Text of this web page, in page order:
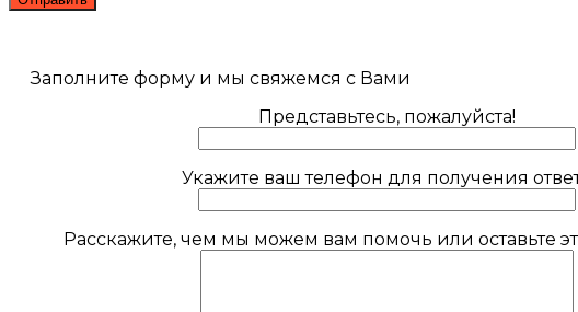
Заполните форму и мы свяжемся с Вами
Представьтесь, пожалуйста!
Укажите ваш телефон для получения
Расскажите, чем мы можем вам помочь или оставьте